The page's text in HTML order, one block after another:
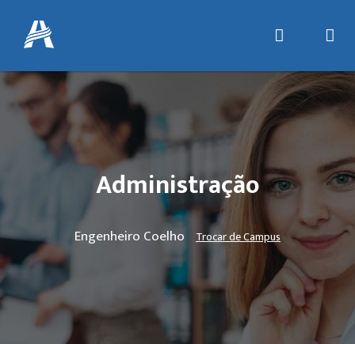
Administração
Engenheiro Coelho Trocar de Campus